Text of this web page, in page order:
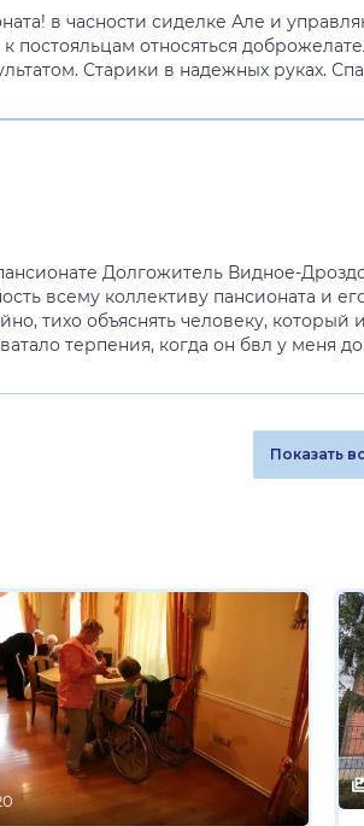
в часности сиделке Але и
постояльцам относяться
Старики в надежных руках.
Долгожитель Видное-
всему коллективу пансионата и
тихо объяснять человеку,
терпения, когда он бвл у меня
Показать